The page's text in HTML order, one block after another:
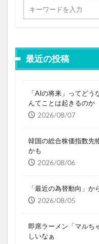
最近の投稿
「AIの将来」ってど
んてことは起きるのか
2026/08/07
韓国の総合株価指数先
かも
2026/08/06
「最近の為替動向」
2026/08/05
即席ラーメン「マルち
しいなぁ